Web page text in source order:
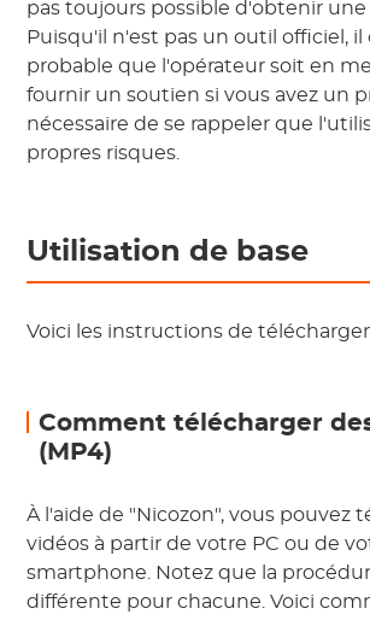
pas toujours possible d'obtenir une
Puisqu'il n'est pas un outil officiel, il
probable que l'opérateur soit en
fournir un soutien si vous avez un
nécessaire de se rappeler que
propres risques.
Utilisation de base
Voici les instructions de
Comment télécharger
(MP4)
À l'aide de "Nicozon", vous pouvez
vidéos à partir de votre PC ou de
smartphone. Notez que la
différente pour chacune. Voici